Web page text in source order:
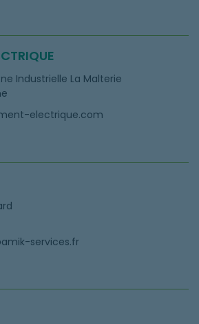
Industrielle La Malterie
electrique.com
services.fr